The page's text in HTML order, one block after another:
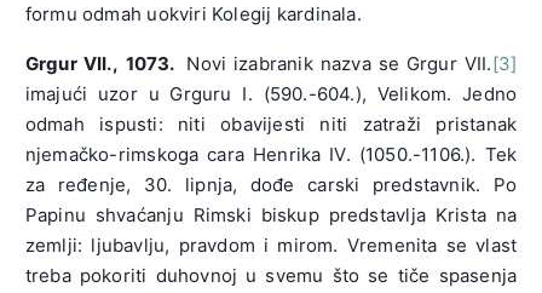
formu odmah uokviri Kolegij kardinala.
Grgur VII., 1073. Novi izabranik nazva se Grgur VII.[3]
imajući uzor u Grguru I. (590.-604.), Velikom. Jedno
odmah ispusti: niti obavijesti niti zatraži pristanak
njemačko-rimskoga cara Henrika IV. (1050.-1106.). Tek
za ređenje, 30. lipnja, dođe carski predstavnik. Po
Papinu shvaćanju Rimski biskup predstavlja Krista na
zemlji: ljubavlju, pravdom i mirom. Vremenita se vlast
treba pokoriti duhovnoj u svemu što se tiče spasenja